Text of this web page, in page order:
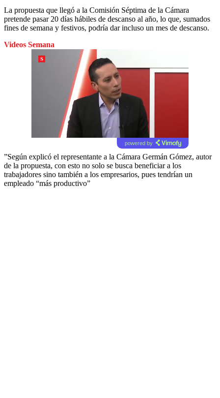
La propuesta que llegó a la Comisión Séptima de la Cámara
pretende pasar 20 días hábiles de descanso al año, lo que, sumados
fines de semana y festivos, podría dar incluso un mes de descanso.
Videos Semana
powered by
”Según explicó el representante a la Cámara Germán Gómez, autor
de la propuesta, con esto no solo se busca beneficiar a los
trabajadores sino también a los empresarios, pues tendrían un
empleado “más productivo”